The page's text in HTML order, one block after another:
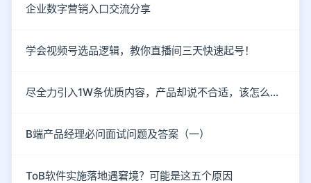
企业数字营销入口交流分享
学会视频号选品逻辑，教你直播间三天快速起号！
尽全力引入1W条优质内容，产品却说不合适，该怎么破？
B端产品经理必问面试问题及答案（一）
ToB软件实施落地遇窘境？可能是这五个原因